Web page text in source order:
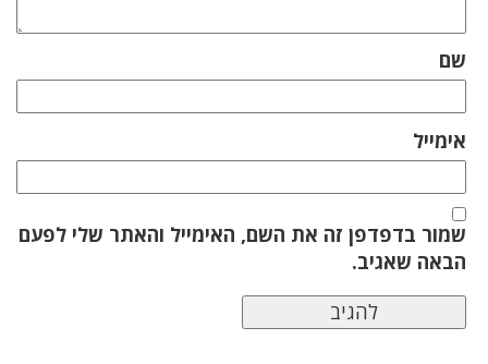
שם
אימייל
שמור בדפדפן זה את השם, האימייל והאתר שלי לפעם
הבאה שאגיב.